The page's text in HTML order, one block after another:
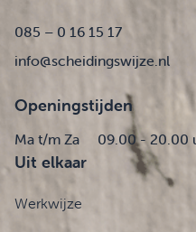
085 – 0 16 15 17
info@scheidingswijze.nl
Openingstijden
Ma t/m Za 09.00 - 20.00
Uit elkaar
Werkwijze